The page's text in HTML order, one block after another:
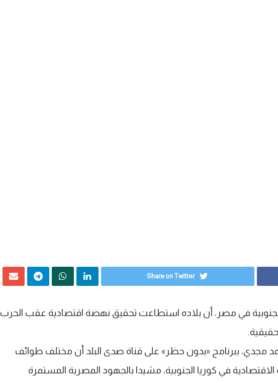
Share on Twitter
في مصر، أن بلاده استطاعت تحقيق نهضة اقتصادية عقب الحرب
حقيقية.
مجدي، ببرنامج «بدون حظر» على قناة صدى البلد أن مختلف طوائف
في كوريا الجنوبية، مشيدا بالجهود المصرية المستمرة